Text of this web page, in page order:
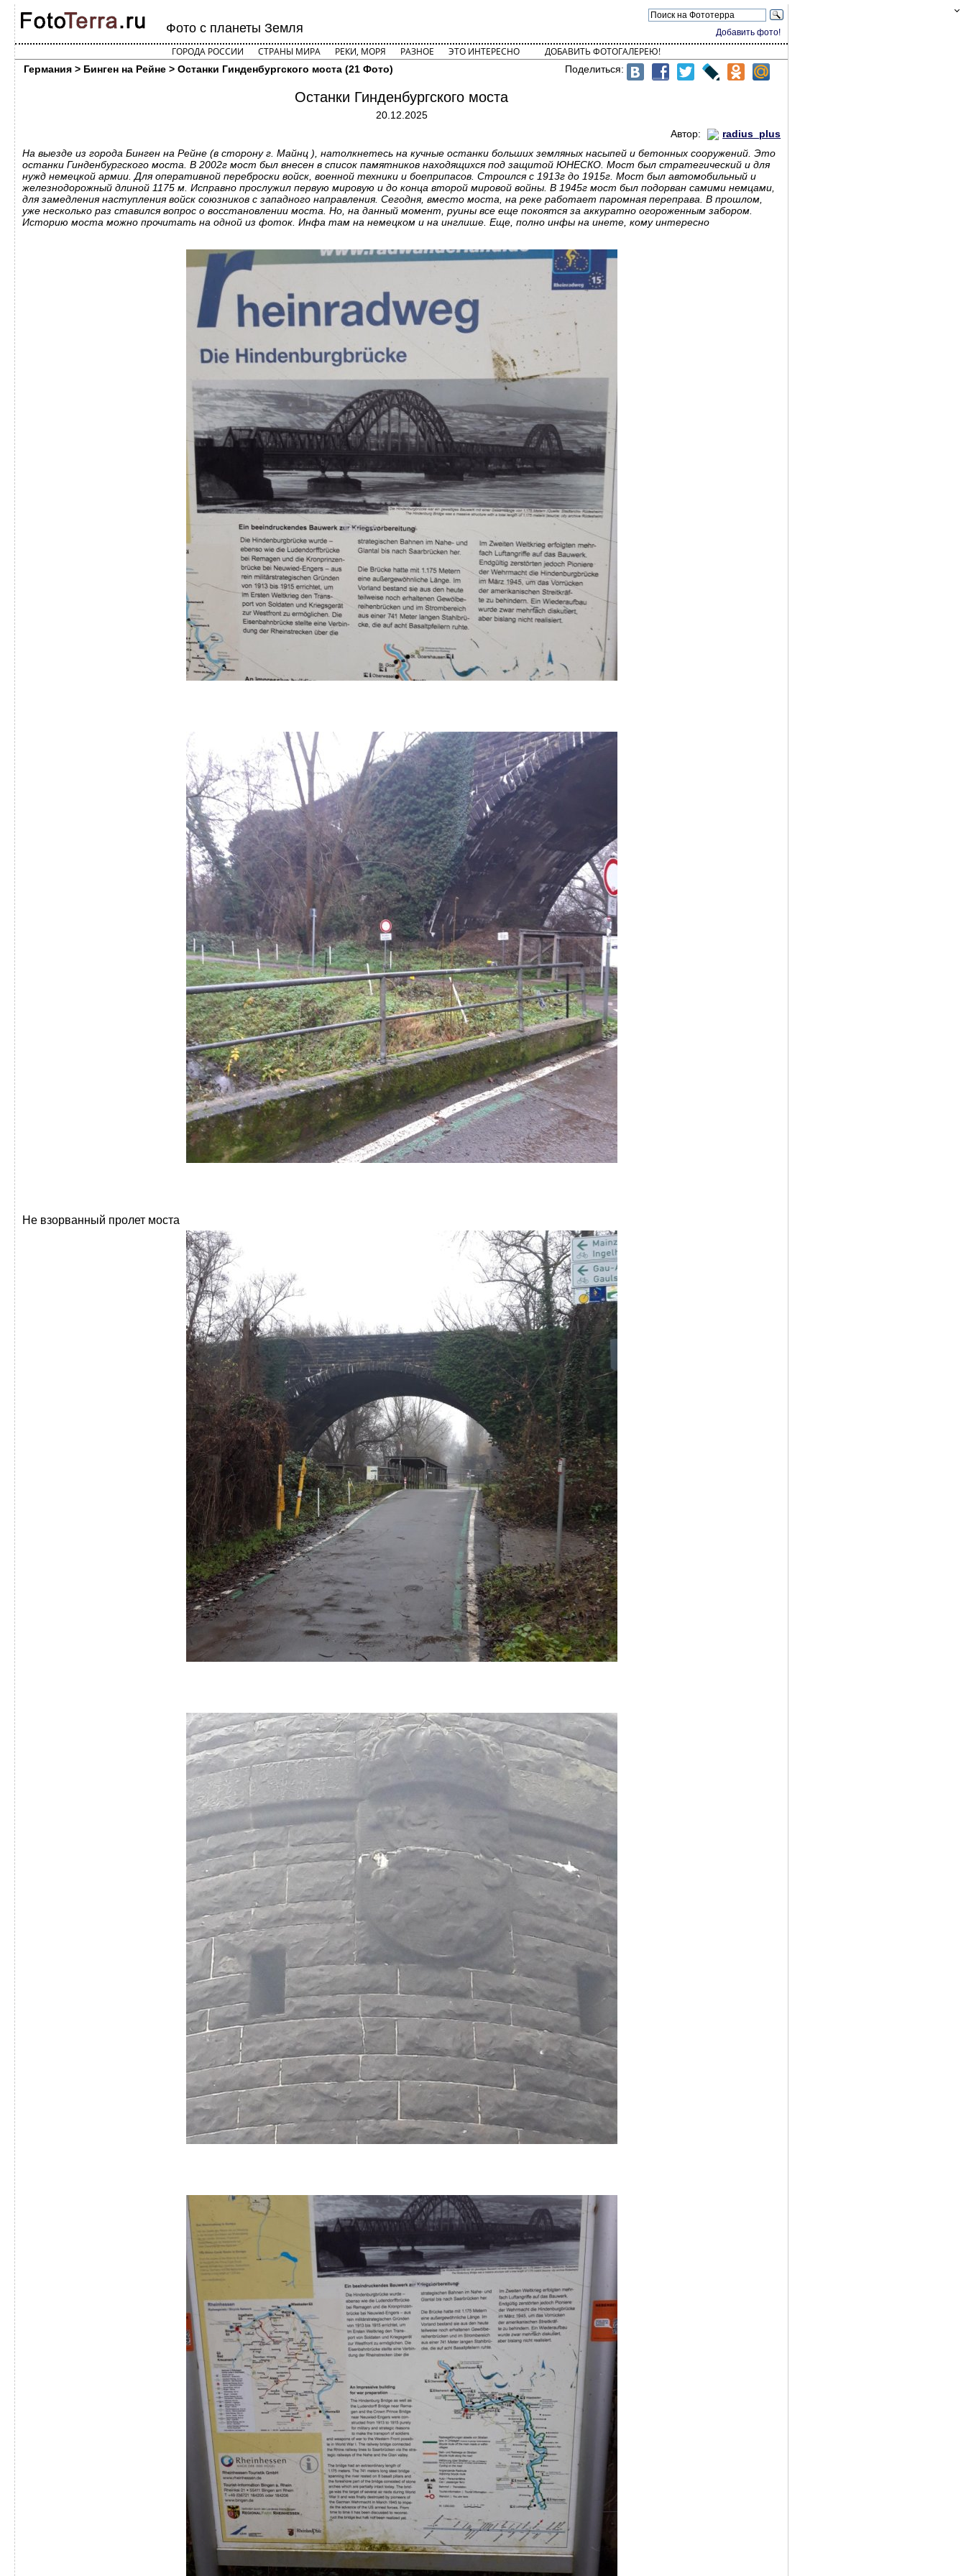
Добавить фото!
Фото с планеты Земля
ГОРОДА РОССИИ СТРАНЫ МИРА РЕКИ, МОРЯ РАЗНОЕ ЭТО ИНТЕРЕСНО ДОБАВИТЬ ФОТОГАЛЕРЕЮ!
Поделиться:
Германия > Бинген на Рейне > Останки Гинденбургского моста (21 Фото)
Останки Гинденбургского моста
20.12.2025
Автор:
radius_plus
На выезде из города Бинген на Рейне (в сторону г. Майнц ), натолкнетесь на кучные останки больших земляных насыпей и бетонных сооружений. Это
останки Гинденбургского моста. В 2002г мост был внесен в список памятников находящихся под защитой ЮНЕСКО. Мост был стратегический и для
нужд немецкой армии. Для оперативной переброски войск, военной техники и боеприпасов. Строился с 1913г до 1915г. Мост был автомобильный и
железнодорожный длиной 1175 м. Исправно прослужил первую мировую и до конца второй мировой войны. В 1945г мост был подорван самими немцами,
для замедления наступления войск союзников с западного направления. Сегодня, вместо моста, на реке работает паромная переправа. В прошлом,
уже несколько раз ставился вопрос о восстановлении моста. Но, на данный момент, руины все еще покоятся за аккуратно огороженным забором.
Историю моста можно прочитать на одной из фоток. Инфа там на немецком и на инглише. Еще, полно инфы на инете, кому интересно
Не взорванный пролет моста